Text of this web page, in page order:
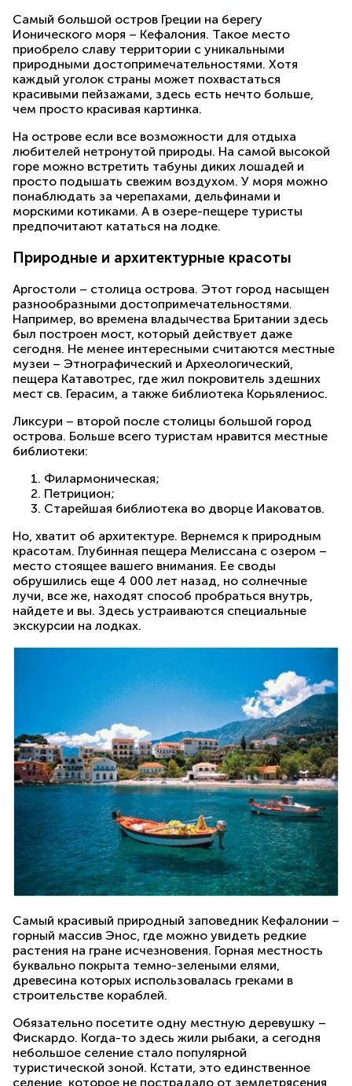
Самый большой остров Греции на берегу
Ионического моря – Кефалония. Такое место
приобрело славу территории с уникальными
природными достопримечательностями. Хотя
каждый уголок страны может похвастаться
красивыми пейзажами, здесь есть нечто больше,
чем просто красивая картинка.
На острове если все возможности для отдыха
любителей нетронутой природы. На самой высокой
горе можно встретить табуны диких лошадей и
просто подышать свежим воздухом. У моря можно
понаблюдать за черепахами, дельфинами и
морскими котиками. А в озере-пещере туристы
предпочитают кататься на лодке.
Природные и архитектурные красоты
Аргостоли – столица острова. Этот город насыщен
разнообразными достопримечательностями.
Например, во времена владычества Британии здесь
был построен мост, который действует даже
сегодня. Не менее интересными считаются местные
музеи – Этнографический и Археологический,
пещера Катавотрес, где жил покровитель здешних
мест св. Герасим, а также библиотека Корьялениос.
Ликсури – второй после столицы большой город
острова. Больше всего туристам нравится местные
библиотеки:
Филармоническая;
Петрицион;
Старейшая библиотека во дворце Иаковатов.
Но, хватит об архитектуре. Вернемся к природным
красотам. Глубинная пещера Мелиссана с озером –
место стоящее вашего внимания. Ее своды
обрушились еще 4 000 лет назад, но солнечные
лучи, все же, находят способ пробраться внутрь,
найдете и вы. Здесь устраиваются специальные
экскурсии на лодках.
Самый красивый природный заповедник Кефалонии –
горный массив Энос, где можно увидеть редкие
растения на гране исчезновения. Горная местность
буквально покрыта темно-зелеными елями,
древесина которых использовалась греками в
строительстве кораблей.
Обязательно посетите одну местную деревушку –
Фискардо. Когда-то здесь жили рыбаки, а сегодня
небольшое селение стало популярной
туристической зоной. Кстати, это единственное
селение, которое не пострадало от землетрясения